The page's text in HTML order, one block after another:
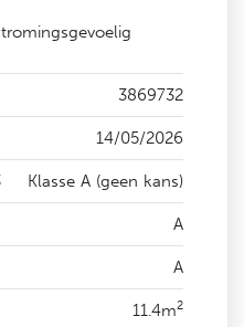
3869732
14/05/2026
Klasse A (geen kans)
A
A
11.4m2